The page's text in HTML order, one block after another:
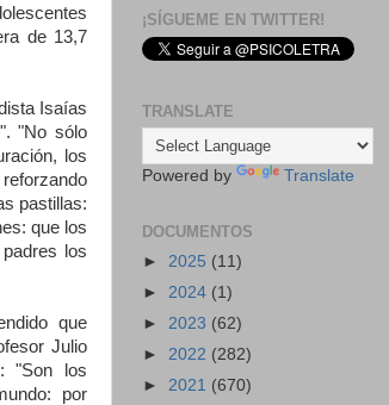
de 13,7
Isaías
"No sólo
los
pastillas:
que los
los
que
Julio
"Son los
por
¡SÍGUEME EN TWITTER!
TRANSLATE
Powered by Translate
DOCUMENTOS
► 2025 (11)
► 2024 (1)
► 2023 (62)
► 2022 (282)
► 2021 (670)